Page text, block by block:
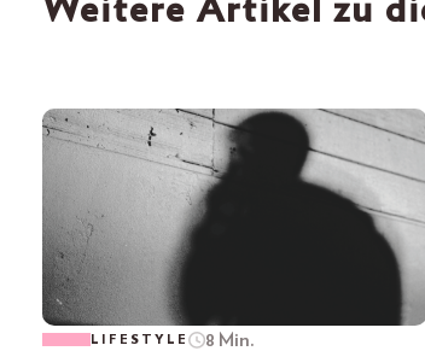
Weitere Artikel zu
LIFESTYLE 8 Min.